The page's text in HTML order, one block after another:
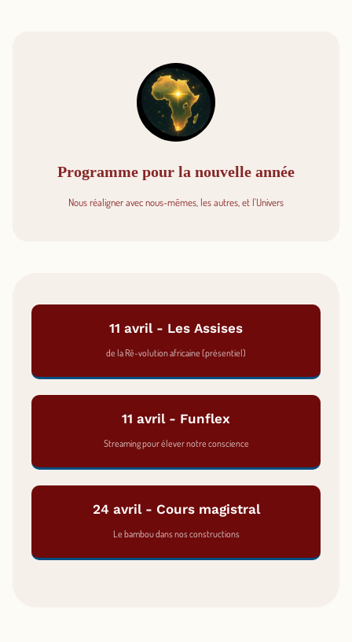
Programme pour la nouvelle année
Nous réaligner avec nous-mêmes, les autres, et l'Univers
11 avril - Les Assises
de la Rê-volution africaine (présentiel)
11 avril - Funflex
Streaming pour élever notre conscience
24 avril - Cours magistral
Le bambou dans nos constructions